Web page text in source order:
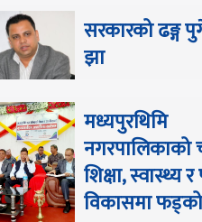
सरकारको ढङ्ग
झा
मध्यपुरथिमि
नगरपालिकाको
शिक्षा, स्वास्थ्य र
विकासमा